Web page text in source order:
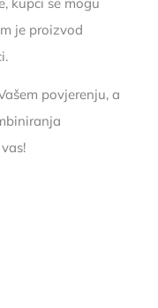
je proizvod
povjerenju, a